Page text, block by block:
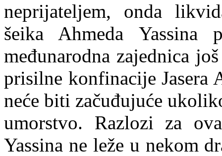
neprijateljem, onda
šeika Ahmeda Yassina
međunarodna zajednica
prisilne konfinacije Jasera
neće biti začuđujuće
umorstvo. Razlozi za
Yassina ne leže u nekom